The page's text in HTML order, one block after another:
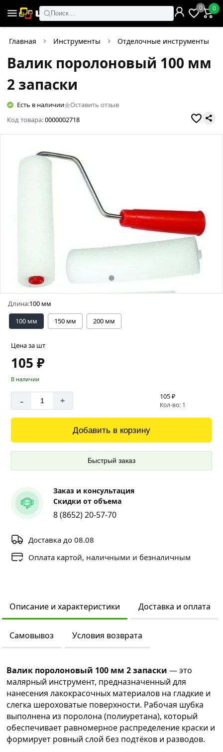
Поиск ..
0 0
Главная Инструменты Отделочные инструменты
Валик поролоновый 100 мм
2 запаски
Есть в наличии
Оставить отзыв
Код товара:0000002718
Длина:100 мм
100 мм
150 мм 200 мм
Цена за шт
105 ₽
В наличии
- + 105 ₽
Кол-во: 1
Добавить в корзину
Быстрый заказ
Заказ и консультация
Скидки от объема
8 (8652) 20-57-70
Доставка до 08.08
Оплата картой, наличными и безналичным
Описание и характеристики Доставка и оплата
Самовывоз Условия возврата
Валик поролоновый 100 мм 2 запаски— это
малярный инструмент, предназначенный для
нанесения лакокрасочных материалов на гладкие и
слегка шероховатые поверхности. Рабочая шубка
выполнена из поролона (полиуретана), который
обеспечивает равномерное распределение краски и
формирует ровный слой без подтёков и разводов.